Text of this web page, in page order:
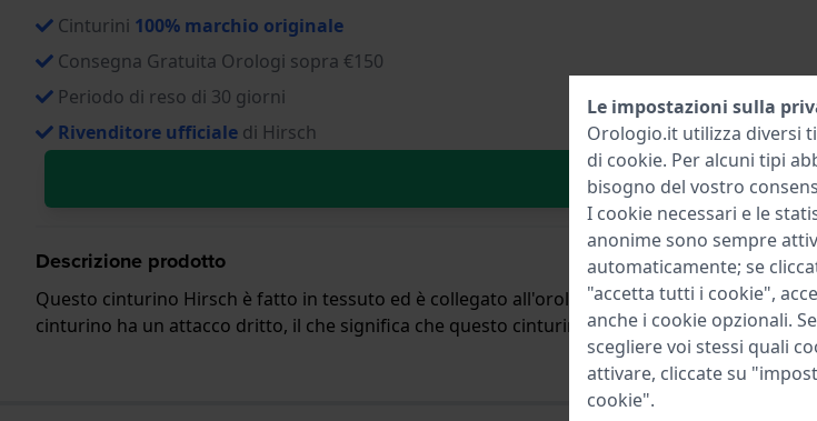
Cinturini 100% marchio originale
Consegna Gratuita Orologi sopra €150
Periodo di reso di 30 giorni
Rivenditore ufficiale di Hirsch
Aggiungi al
Descrizione prodotto
Questo cinturino Hirsch è fatto in tessuto ed è collegato all'orologio per mezzo di perni a
cinturino ha un attacco dritto, il che significa che questo cinturino è adatto a tutti gli orologi
Le impostazioni sulla
Orologio.it utilizza diversi
di cookie. Per alcuni tipi
bisogno del vostro
I cookie necessari e le
anonime sono sempre
automaticamente; se
"accetta tutti i cookie",
anche i cookie opzionali.
scegliere voi stessi quali
attivare, cliccate su
cookie".